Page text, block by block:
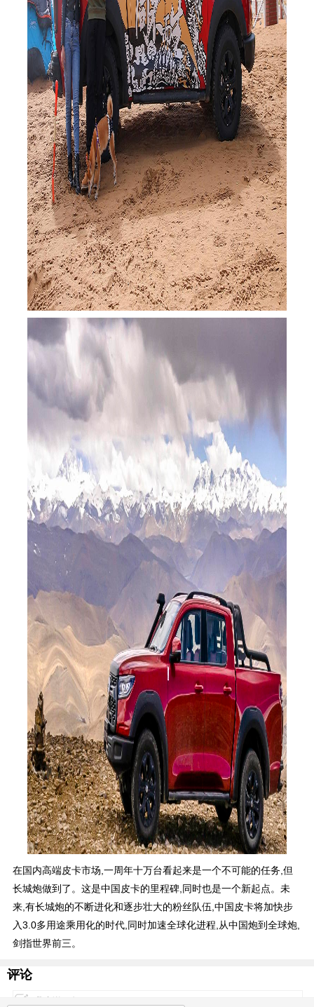
在国内高端皮卡市场,一周年十万台看起来是一个不可能的任务,但
长城炮做到了。这是中国皮卡的里程碑,同时也是一个新起点。未
来,有长城炮的不断进化和逐步壮大的粉丝队伍,中国皮卡将加快步
入3.0多用途乘用化的时代,同时加速全球化进程,从中国炮到全球炮,
剑指世界前三。
评论